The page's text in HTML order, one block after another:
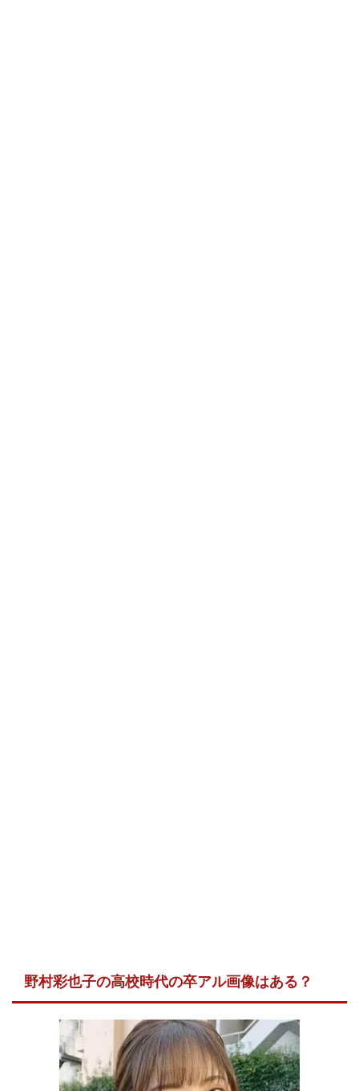
野村彩也子の高校時代の卒アル画像はある？